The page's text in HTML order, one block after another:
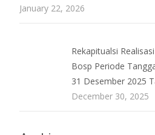
January 22, 2026
Rekapitualsi
Bosp Periode
31 Desember 2025
December 30, 2025